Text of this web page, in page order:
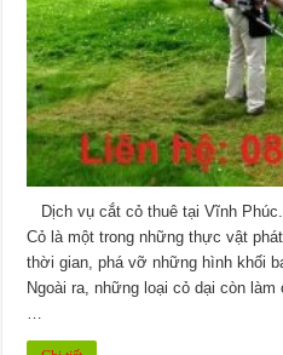
Dịch vụ cắt cỏ thuê tại Vĩnh Phúc.
Cỏ là một trong những thực vật
thời gian, phá vỡ những hình khối
Ngoài ra, những loại cỏ dại còn